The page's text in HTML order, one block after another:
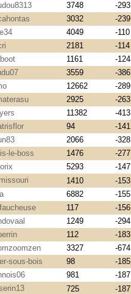
3748 -293
3032 -239
4049 -110
2181 -114
1161 -124
3559 -386
12662 -289
2925 -263
11382 -413
94 -141
2066 -328
le-boss 1476 -277
5293 -147
missouri 1410 -153
6882 -155
117 -156
1249 -294
112 -183
3327 -674
sous-bois 98 -185
981 -187
725 -187